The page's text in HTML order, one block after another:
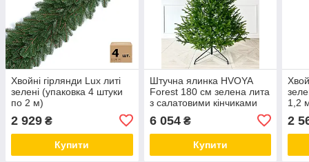
Хвойні гірлянди Lux литі
зелені (упаковка 4 штуки
по 2 м)
2 929 ₴
Купити
Штучна ялинка HVOYA
Forest 180 см зелена лита
з салатовими кінчиками
6 054₴
Купити
1,2
2